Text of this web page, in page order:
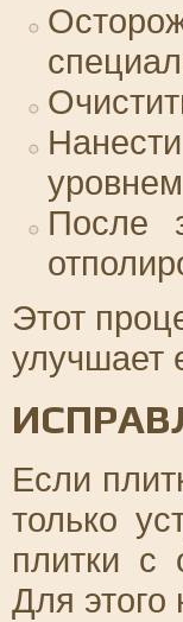
После
Этот
улучшает
Если
только
плитки с
Для этого